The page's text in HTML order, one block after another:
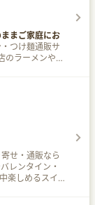
まご家庭にお
つけ麺通販サ
せ・通販なら
楽しめるスイ